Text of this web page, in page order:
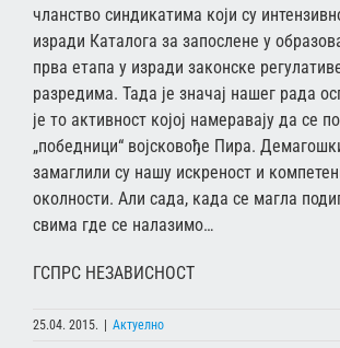
чланство синдикатима који су
изради Каталога за запослене у
прва етапа у изради законске
разредима. Тада је значај нашег рада
је то активност којој намеравају да се
„победници“ војсковође Пира.
замаглили су нашу искреност и
околности. Али сада, када се магла
свима где се налазимо…
ГСПРС НЕЗАВИСНОСТ
25.04. 2015. | Актуелно